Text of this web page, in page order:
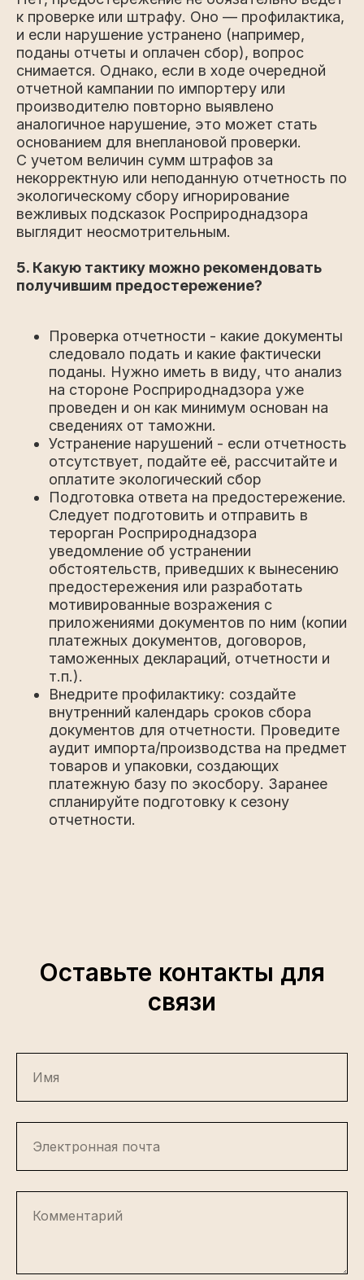
к проверке или штрафу. Оно — профилактика,
и если нарушение устранено (например,
поданы отчеты и оплачен сбор), вопрос
снимается. Однако, если в ходе очередной
отчетной кампании по импортеру или
производителю повторно выявлено
аналогичное нарушение, это может стать
основанием для внеплановой проверки.
С учетом величин сумм штрафов за
некорректную или неподанную отчетность по
экологическому сбору игнорирование
вежливых подсказок Росприроднадзора
выглядит неосмотрительным.
5. Какую тактику можно рекомендовать
получившим предостережение?
Проверка отчетности - какие документы
следовало подать и какие фактически
поданы. Нужно иметь в виду, что анализ
на стороне Росприроднадзора уже
проведен и он как минимум основан на
сведениях от таможни.
Устранение нарушений - если отчетность
отсутствует, подайте её, рассчитайте и
оплатите экологический сбор
Подготовка ответа на предостережение.
Следует подготовить и отправить в
терорган Росприроднадзора
уведомление об устранении
обстоятельств, приведших к вынесению
предостережения или разработать
мотивированные возражения с
приложениями документов по ним (копии
платежных документов, договоров,
таможенных деклараций, отчетности и
т.п.).
Внедрите профилактику: создайте
внутренний календарь сроков сбора
документов для отчетности. Проведите
аудит импорта/производства на предмет
товаров и упаковки, создающих
платежную базу по экосбору. Заранее
спланируйте подготовку к сезону
отчетности.
Оставьте контакты для
связи
Имя
Электронная почта
Комментарий